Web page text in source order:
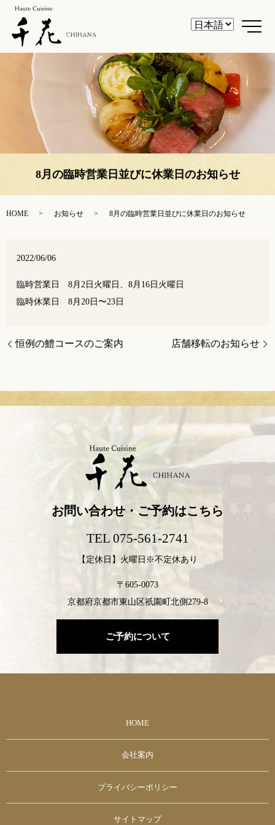
メ
8月の臨時営業日並びに休業日のお知らせ
HOME お知らせ 8月の臨時営業日並びに休業日のお知らせ
2022/06/06
臨時営業日 8月2日火曜日、8月16日火曜日
臨時休業日 8月20日〜23日
恒例の鱧コースのご案内 店舗移転のお知らせ
お問い合わせ・ご予約はこちら
TEL 075-561-2741
【定休日】火曜日※不定休あり
〒605-0073
京都府京都市東山区祇園町北側279-8
ご予約について
HOME
会社案内
プライバシーポリシー
サイトマップ